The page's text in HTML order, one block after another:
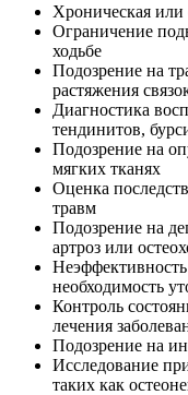
Хроническая или
Ограничение
ходьбе
Подозрение на
растяжения
Диагностика
тендинитов,
Подозрение на
мягких тканях
Оценка
травм
Подозрение на
артроз или
необходимость
Контроль
лечения
Подозрение на
Исследование
таких как